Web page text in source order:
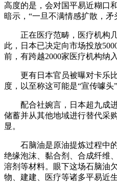
高度的是，会对国平易近糊口
暗示，“一旦不满情感扩散，矛
正在医疗范畴，医疗机构几
此，日本已决定向市场投放
前，有跨越2000家医疗机构纳
更有日本官员被曝对卡乐比
度，以至称这可能是“宣传噱头
配合社婉言，日本超九成进
储蓄并从其他地域进行替代采
显。
石脑油是原油提炼过程中的
绝缘泡沫、黏合剂、合成纤维
溶剂等材料。眼下这场石脑油
物、建建、医疗等诸多平易近